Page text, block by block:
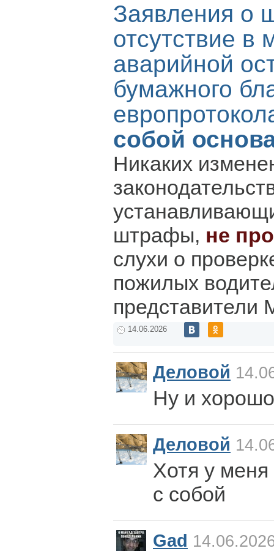
Заявления о
отсутствие в
аварийной
бумажного
собой
Никаких
штрафы, не
слухи о
пожилых
представители
14.06.2026
Деловой
Ну и
Деловой
Хотя у меня
с собой
Gad